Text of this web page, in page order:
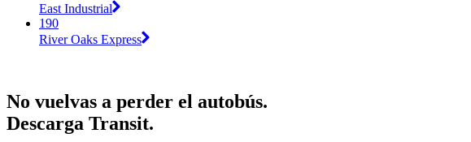
East Industrial
190
River Oaks Express
No vuelvas a perder el autobús.
Descarga Transit.